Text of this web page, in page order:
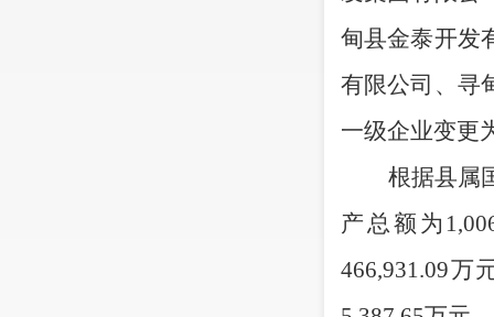
甸县金泰开发
有限公司、寻
一级企业变更
根据县属
产总额为 1,
466,931.09万